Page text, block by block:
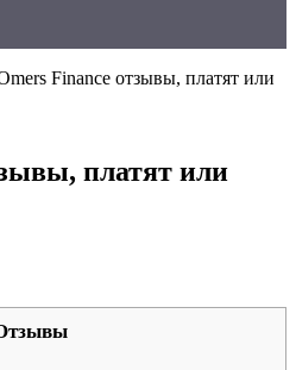
Finance отзывы, платят или
платят или